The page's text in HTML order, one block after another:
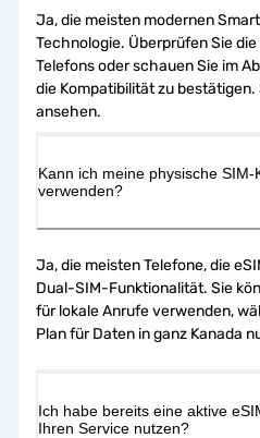
Ja, die meisten modernen
Technologie. Überprüfen Sie
Telefons oder schauen Sie im
die Kompatibilität zu bestätigen.
ansehen.
Kann ich meine physische
verwenden?
Ja, die meisten Telefone, die
Dual-SIM-Funktionalität. Sie
für lokale Anrufe verwenden,
Plan für Daten in ganz Kanada
Ich habe bereits eine aktive
Ihren Service nutzen?